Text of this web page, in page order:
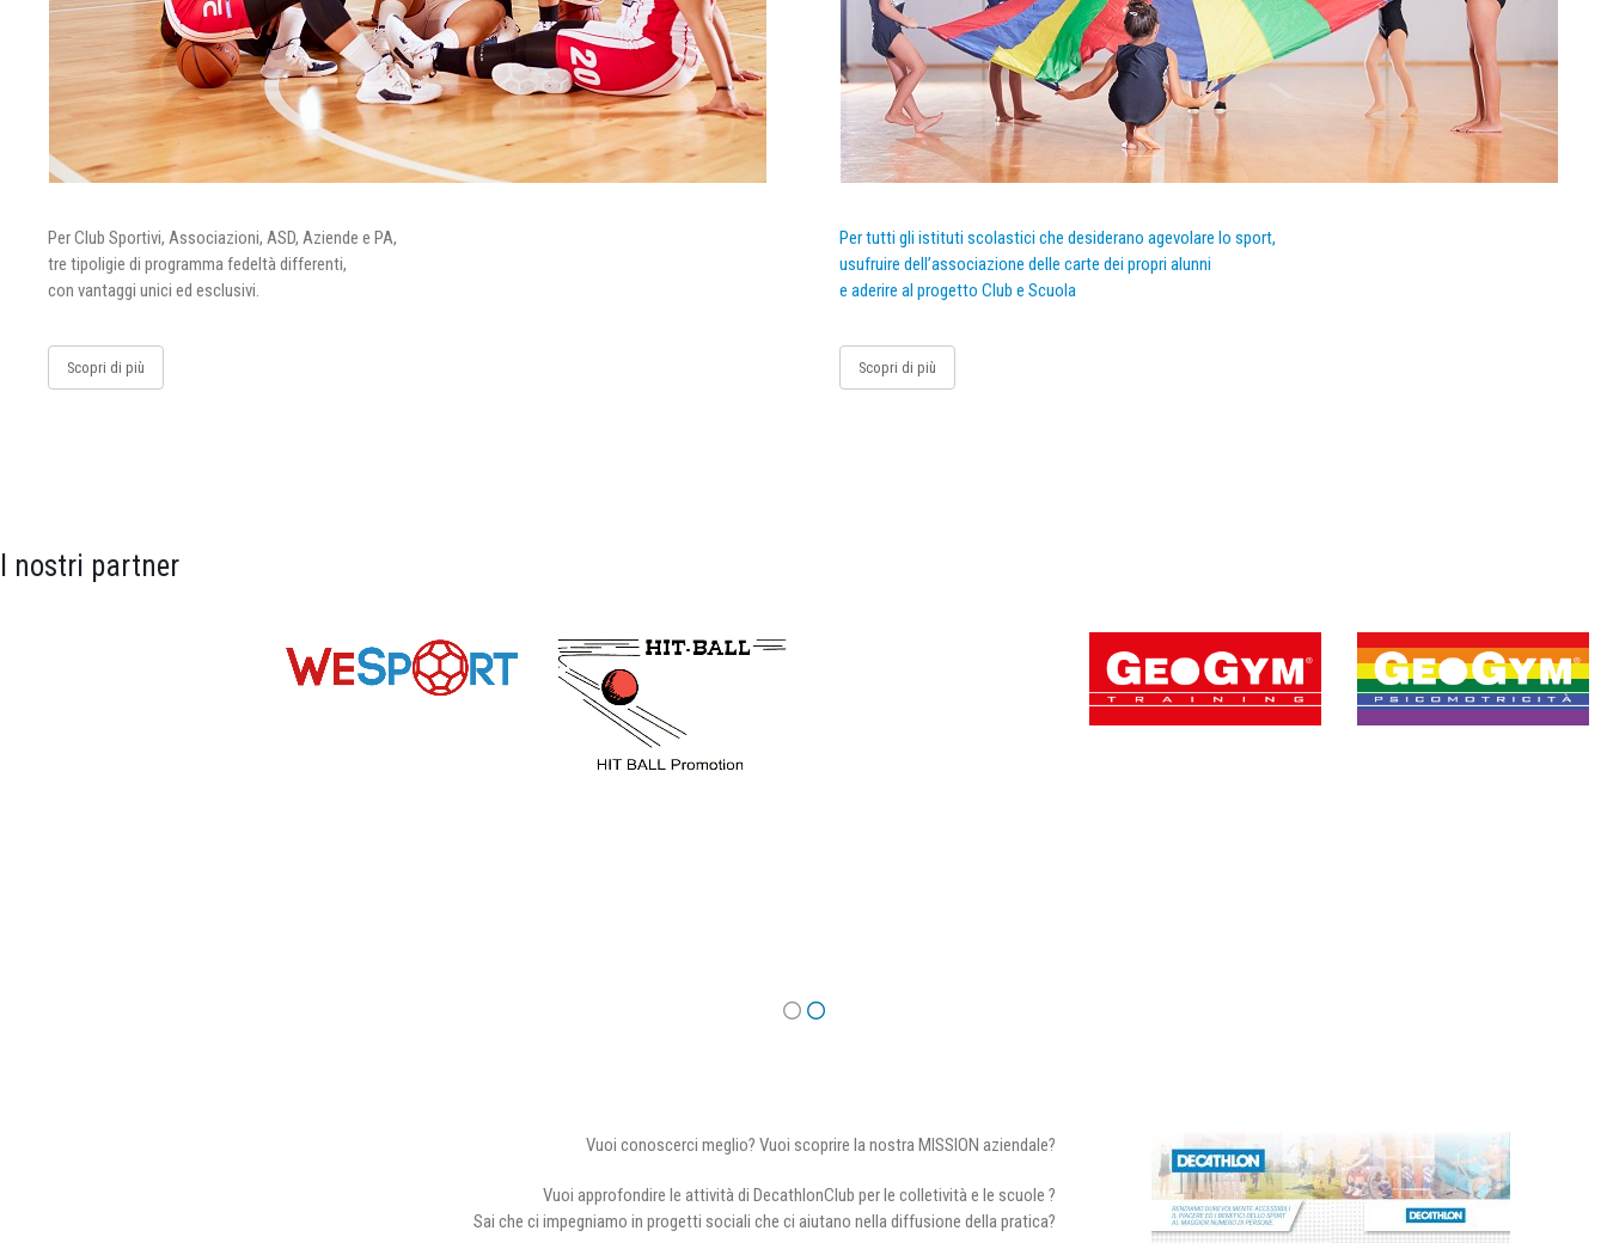
Per Club Sportivi, Associazioni, ASD, Aziende e PA,
tre tipoligie di programma fedeltà differenti,
con vantaggi unici ed esclusivi.
Scopri di più
Per tutti gli istituti scolastici che desiderano agevolare lo sport,
usufruire dell’associazione delle carte dei propri alunni
e aderire al progetto Club e Scuola
Scopri di più
I nostri partner
Vuoi conoscerci meglio? Vuoi scoprire la nostra MISSION aziendale?
Vuoi approfondire le attività di DecathlonClub per le colletività e le scuole ?
Sai che ci impegniamo in progetti sociali che ci aiutano nella diffusione della pratica?